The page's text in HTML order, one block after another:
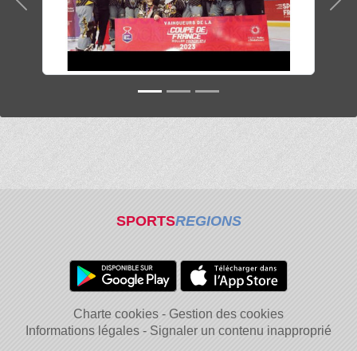
Précedent
SPORTSREGIONS
Charte cookies
Gestion des cookies
Informations légales
Signaler un contenu inapproprié